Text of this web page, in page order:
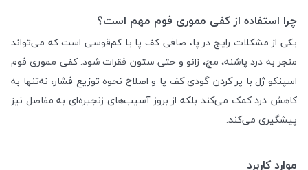
چرا استفاده از کفی مموری فوم مهم است؟
یکی از مشکلات رایج در پا، صافی کف پا یا کم‌قوسی است که می‌تواند
منجر به درد پاشنه، مچ، زانو و حتی ستون فقرات شود. کفی مموری فوم
اسپنکو ژل با پر کردن گودی کف پا و اصلاح نحوه توزیع فشار، نه‌تنها به
کاهش درد کمک می‌کند بلکه از بروز آسیب‌های زنجیره‌ای به مفاصل نیز
پیشگیری می‌کند.
موارد کاربرد